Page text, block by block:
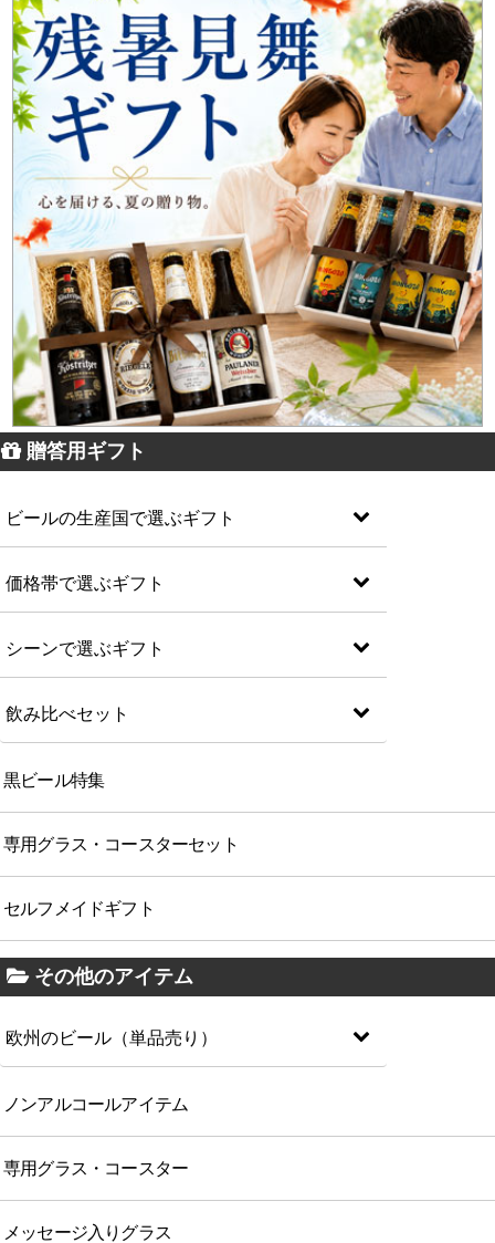
贈答用ギフト
ビールの生産国で選ぶギフト
価格帯で選ぶギフト
シーンで選ぶギフト
飲み比べセット
黒ビール特集
専用グラス・コースターセット
セルフメイドギフト
その他のアイテム
欧州のビール（単品売り）
ノンアルコールアイテム
専用グラス・コースター
メッセージ入りグラス